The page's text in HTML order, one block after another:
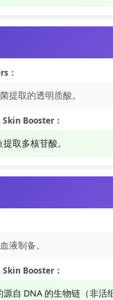
：
提取的透明质酸。
Skin Booster：
取多核苷酸。
液制备。
Skin Booster：
自 DNA 的生物链（非活